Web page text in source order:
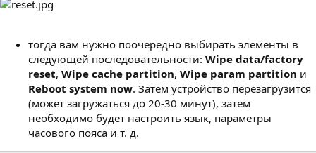
тогда вам нужно поочередно выбирать элементы в
следующей последовательности: Wipe data/factory
reset, Wipe cache partition, Wipe param partition и
Reboot system now. Затем устройство перезагрузится
(может загружаться до 20-30 минут), затем
необходимо будет настроить язык, параметры
часового пояса и т. д.